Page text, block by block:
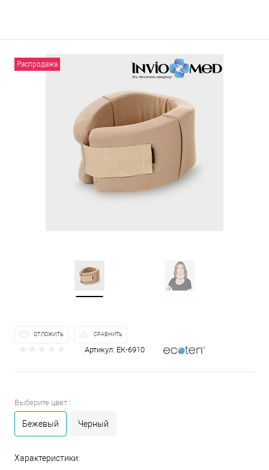
Распродажа
ОТЛОЖИТЬ СРАВНИТЬ
Артикул: ЕК-6910
Выберите цвет :
Бежевый Черный
Характеристики: